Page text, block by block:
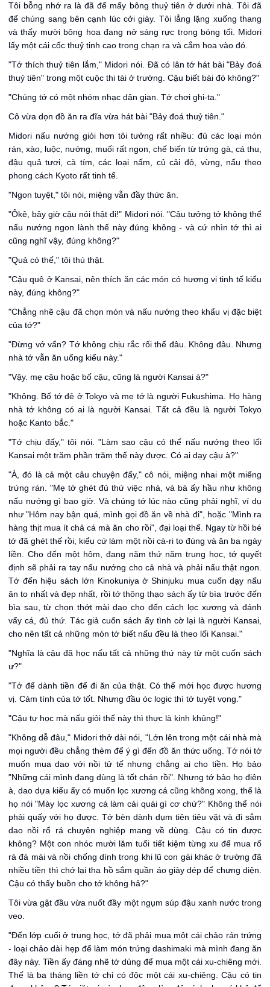
Tôi bỗng nhớ ra là đã để mấy bông thuỷ tiên ở dưới nhà. Tôi đã
để chúng sang bên cạnh lúc cởi giày. Tôi lẳng lặng xuống thang
và thấy mười bông hoa đang nở sáng rực trong bóng tối. Midori
lấy một cái cốc thuỷ tinh cao trong chạn ra và cắm hoa vào đó.
"Tớ thích thuỷ tiên lắm," Midori nói. Đã có lân tớ hát bài "Bảy đoá
thuỷ tiên" trong một cuộc thi tài ở trường. Cậu biết bài đó không?"
"Chúng tớ có một nhóm nhạc dân gian. Tớ chơi ghi-ta."
Cô vừa dọn đồ ăn ra đĩa vừa hát bài "Bảy đoá thuỷ tiên."
Midori nấu nướng giỏi hơn tôi tưởng rất nhiều: đủ các loại món
rán, xào, luộc, nướng, muối rất ngon, chế biến từ trứng gà, cá thu,
đậu quả tươi, cà tím, các loại nấm, củ cải đỏ, vừng, nấu theo
phong cách Kyoto rất tinh tế.
"Ngon tuyệt," tôi nói, miệng vẫn đầy thức ăn.
"Ôkê, bây giờ cậu nói thật đi!" Midori nói. "Cậu tưởng tớ không thể
nấu nướng ngon lành thế này đúng không - và cứ nhìn tớ thì ai
cũng nghĩ vậy, đúng không?"
"Quả có thế," tôi thú thật.
"Cậu quê ở Kansai, nên thích ăn các món có hương vị tinh tế kiểu
này, đúng không?"
"Chẳng nhẽ cậu đã chọn món và nấu nướng theo khẩu vị đặc biệt
của tớ?"
"Đừng vớ vẩn? Tớ không chịu rắc rối thế đâu. Không đâu. Nhưng
nhà tớ vẫn ăn uống kiểu này."
"Vậy. mẹ cậu hoặc bố cậu, cũng là người Kansai à?"
"Không. Bố tớ đẻ ở Tokyo và mẹ tớ là người Fukushima. Họ hàng
nhà tớ không có ai là người Kansai. Tất cả đều là người Tokyo
hoặc Kanto bắc."
"Tớ chịu đấy," tôi nói. "Làm sao cậu có thể nấu nướng theo lối
Kansai một trăm phần trăm thế này được. Có ai dạy cậu à?"
"À, đó là cả một câu chuyện đấy," cô nói, miệng nhai một miếng
trứng rán. "Mẹ tớ ghét đủ thứ việc nhà, và bà ấy hầu như không
nấu nướng gì bao giờ. Và chúng tớ lúc nào cũng phải nghĩ, ví dụ
như "Hôm nay bận quá, mình gọi đồ ăn về nhà đi", hoặc "Mình ra
hàng thịt mua ít chả cá mà ăn cho rồi", đại loại thế. Ngay từ hồi bé
tớ đã ghét thế rồi, kiểu cứ làm một nồi cà-ri to đùng và ăn ba ngày
liền. Cho đến một hôm, đang năm thứ năm trung học, tớ quyết
định sẽ phải ra tay nấu nướng cho cả nhà và phải nấu thật ngon.
Tớ đến hiệu sách lớn Kinokuniya ở Shinjuku mua cuốn dạy nấu
ăn to nhất và đẹp nhất, rồi tớ thông thạo sách ấy từ bìa trước đến
bìa sau, từ chọn thớt mài dao cho đến cách lọc xương và đánh
vẩy cá, đủ thứ. Tác giả cuốn sách ấy tình cờ lại là người Kansai,
cho nên tất cả những món tớ biết nấu đều là theo lối Kansai."
"Nghĩa là cậu đã học nấu tất cả những thứ này từ một cuốn sách
ư?"
"Tớ để dành tiền để đi ăn của thật. Có thế mới học được hương
vị. Cảm tính của tớ tốt. Nhưng đầu óc logic thì tớ tuyệt vọng."
"Cậu tự học mà nấu giỏi thế này thì thực là kinh khủng!"
"Không dễ đâu," Midori thở dài nói, "Lớn lên trong một cái nhà mà
mọi người đều chẳng thèm để ý gì đến đồ ăn thức uống. Tớ nói tớ
muốn mua dao với nồi tử tế nhưng chẳng ai cho tiền. Họ bảo
"Những cái mình đang dùng là tốt chán rồi". Nhưng tớ bảo họ điên
à, dao dựa kiểu ấy có muốn lọc xương cá cũng không xong, thế là
họ nói "Mày lọc xương cá làm cái quái gì cơ chứ?" Không thể nói
phải quấy với họ được. Tớ bèn dành dụm tiên tiêu vặt và đi sắm
dao nồi rổ rá chuyên nghiệp mang về dùng. Cậu có tin được
không? Một con nhóc mười lăm tuổi tiết kiệm từng xu để mua rố
rá đá mài và nồi chống dính trong khi lũ con gái khác ở trường đã
nhiều tiền thì chớ lại tha hồ sắm quần áo giày dép để chưng diện.
Cậu có thấy buồn cho tớ không hả?"
Tôi vừa gật đầu vừa nuốt đầy một ngụm súp đậu xanh nước trong
veo.
"Đến lớp cuối ở trung học, tớ đã phải mua một cái chảo rán trứng
- loại chảo dài hẹp để làm món trứng dashimaki mà mình đang ăn
đây này. Tiền ấy đáng nhẽ tớ dùng để mua một cái xu-chiêng mới.
Thế là ba tháng liền tớ chỉ có độc một cái xu-chiêng. Cậu có tin